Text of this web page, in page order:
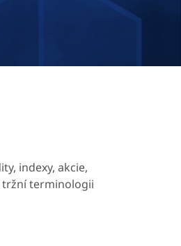
indexy, akcie,
tržní terminologii